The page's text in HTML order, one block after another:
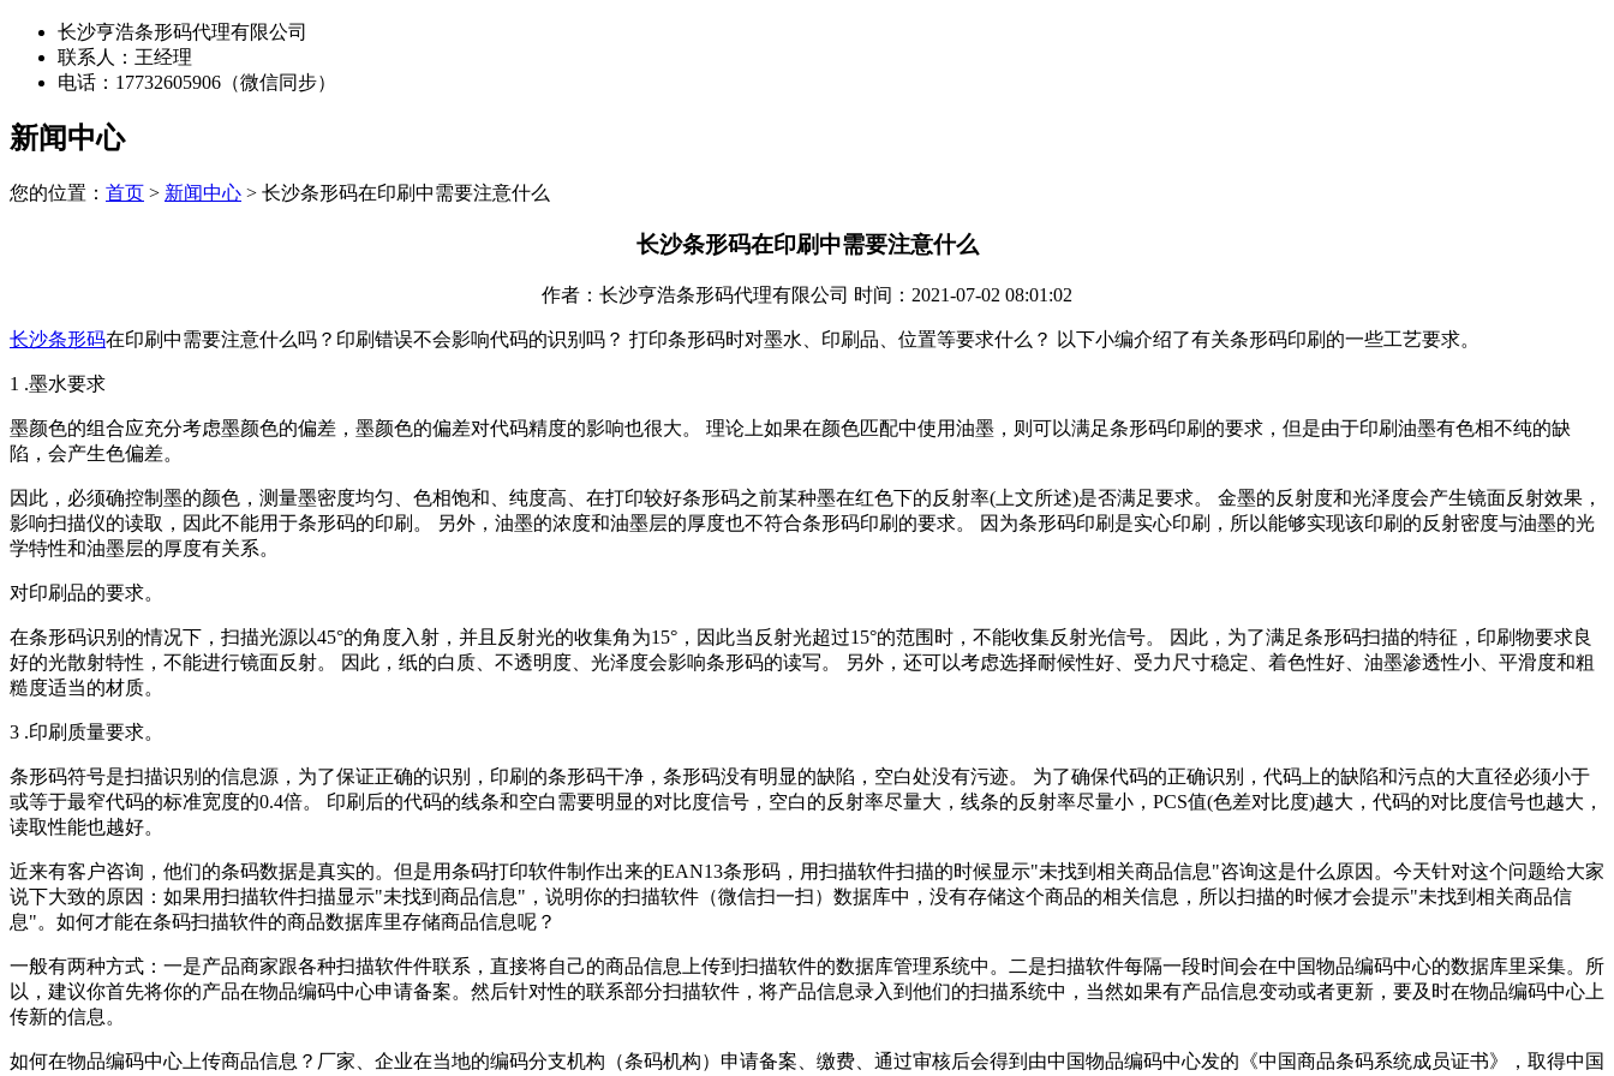
长沙亨浩条形码代理有限公司
联系人：王经理
电话：17732605906（微信同步）
新闻中心
您的位置： 首页 > 新闻中心 > 长沙条形码在印刷中需要注意什么
长沙条形码在印刷中需要注意什么
作者：长沙亨浩条形码代理有限公司 时间：2021-07-02 08:01:02
长沙条形码在印刷中需要注意什么吗？印刷错误不会影响代码的识别吗？ 打印条形码时对墨水、印刷品、位置等要求什么？ 以下小编介绍了有关条形码印刷的一些工艺要求。
1 .墨水要求
墨颜色的组合应充分考虑墨颜色的偏差，墨颜色的偏差对代码精度的影响也很大。 理论上如果在颜色匹配中使用油墨，则可以满足条形码印刷的要求，但是由于印刷油墨有色相不纯的缺
陷，会产生色偏差。
因此，必须确控制墨的颜色，测量墨密度均匀、色相饱和、纯度高、在打印较好条形码之前某种墨在红色下的反射率(上文所述)是否满足要求。 金墨的反射度和光泽度会产生镜面反射效果，
影响扫描仪的读取，因此不能用于条形码的印刷。 另外，油墨的浓度和油墨层的厚度也不符合条形码印刷的要求。 因为条形码印刷是实心印刷，所以能够实现该印刷的反射密度与油墨的光
学特性和油墨层的厚度有关系。
对印刷品的要求。
在条形码识别的情况下，扫描光源以45°的角度入射，并且反射光的收集角为15°，因此当反射光超过15°的范围时，不能收集反射光信号。 因此，为了满足条形码扫描的特征，印刷物要求良
好的光散射特性，不能进行镜面反射。 因此，纸的白质、不透明度、光泽度会影响条形码的读写。 另外，还可以考虑选择耐候性好、受力尺寸稳定、着色性好、油墨渗透性小、平滑度和粗
糙度适当的材质。
3 .印刷质量要求。
条形码符号是扫描识别的信息源，为了保证正确的识别，印刷的条形码干净，条形码没有明显的缺陷，空白处没有污迹。 为了确保代码的正确识别，代码上的缺陷和污点的大直径必须小于
或等于最窄代码的标准宽度的0.4倍。 印刷后的代码的线条和空白需要明显的对比度信号，空白的反射率尽量大，线条的反射率尽量小，PCS值(色差对比度)越大，代码的对比度信号也越大，
读取性能也越好。
近来有客户咨询，他们的条码数据是真实的。但是用条码打印软件制作出来的EAN13条形码，用扫描软件扫描的时候显示"未找到相关商品信息"咨询这是什么原因。今天针对这个问题给大家
说下大致的原因：如果用扫描软件扫描显示"未找到商品信息"，说明你的扫描软件（微信扫一扫）数据库中，没有存储这个商品的相关信息，所以扫描的时候才会提示"未找到相关商品信
息"。如何才能在条码扫描软件的商品数据库里存储商品信息呢？
一般有两种方式：一是产品商家跟各种扫描软件件联系，直接将自己的商品信息上传到扫描软件的数据库管理系统中。二是扫描软件每隔一段时间会在中国物品编码中心的数据库里采集。所
以，建议你首先将你的产品在物品编码中心申请备案。然后针对性的联系部分扫描软件，将产品信息录入到他们的扫描系统中，当然如果有产品信息变动或者更新，要及时在物品编码中心上
传新的信息。
如何在物品编码中心上传商品信息？厂家、企业在当地的编码分支机构（条码机构）申请备案、缴费、通过审核后会得到由中国物品编码中心发的《中国商品条码系统成员证书》，取得中国